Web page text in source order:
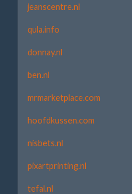
jeanscentre.nl
qula.info
donnay.nl
ben.nl
mrmarketplace.com
hoofdkussen.com
nisbets.nl
pixartprinting.nl
tefal.nl